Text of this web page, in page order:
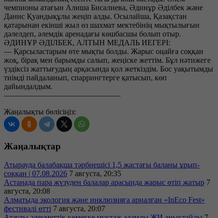
чемпионы атағын Алиша Бисалиева, Әдинұр Әділбек және
Данис Қуандықұлы жеңіп алды. Осылайша, Қазақстан
қатарынан екінші жыл өз шахмат мектебінің мықтылығын
дәлелдеп, әлемдік аренадағы көшбасшы болып отыр.
ӘДИНҰР ӘДІЛБЕК, АЛТЫН МЕДАЛЬ ИЕГЕРІ:
— Қарсыластарым өте мықты болды. Жарыс оңайға соққан
жоқ, бірақ мен барымды салып, жеңіске жеттім. Бұл нәтижеге
үздіксіз жаттығудың арқасында қол жеткіздім. Бос уақытымды
тиімді пайдаланып, спаррингтерге қатысып, көп
дайындалдым.
———————————————
Жаңалықты бөлісіңіз:
Жаңалықтар
Атырауда балабақша тәрбиешісі 1,5 жастағы баланы ұрып-
соққан | 07.08.2026 7 августа, 20:35
Астанада пара жүзуден балалар арасында жарыс өтіп жатыр 7
августа, 20:08
Алматыда экология және инклюзияға арналған «InEco Fest»
фестивалі өтті 7 августа, 20:07